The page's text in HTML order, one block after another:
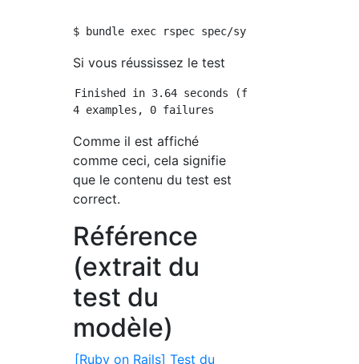
Si vous réussissez le test
Finished in 3.64 seconds (files took 2.75
Comme il est affiché
comme ceci, cela signifie
que le contenu du test est
correct.
Référence
(extrait du
test du
modèle)
[Ruby on Rails] Test du